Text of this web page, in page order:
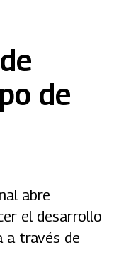
de
abre
el desarrollo
a través de